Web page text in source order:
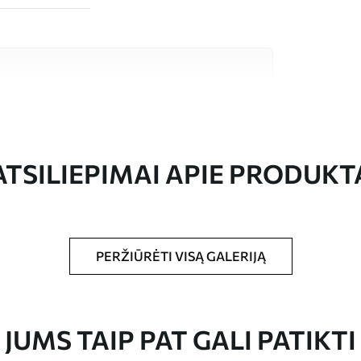
klijais.
APIE
PERŽIŪRĖTI VISĄ GALERIJĄ
JUMS TAIP PAT GALI PATIKTI